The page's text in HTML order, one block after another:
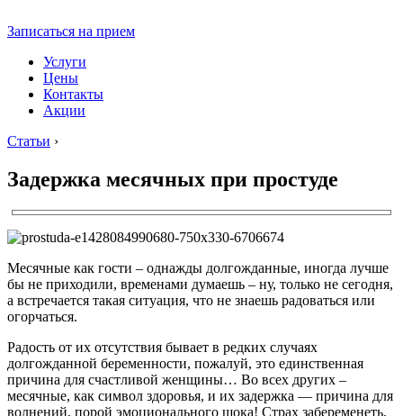
Записаться на прием
Услуги
Цены
Контакты
Акции
Статьи ›
Задержка месячных при простуде
Месячные как гости – однажды долгожданные, иногда лучше
бы не приходили, временами думаешь – ну, только не сегодня,
а встречается такая ситуация, что не знаешь радоваться или
огорчаться.
Радость от их отсутствия бывает в редких случаях
долгожданной беременности, пожалуй, это единственная
причина для счастливой женщины… Во всех других –
месячные, как символ здоровья, и их задержка — причина для
волнений, порой эмоционального шока! Страх забеременеть,